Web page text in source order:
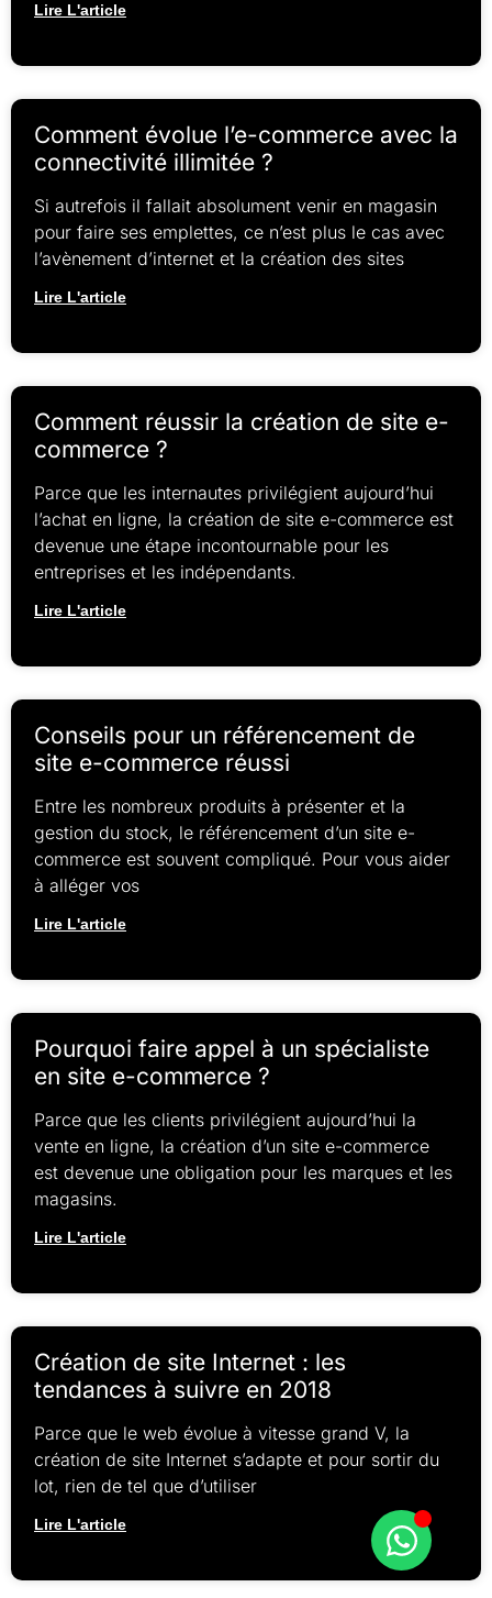
Lire L'article
Comment évolue l’e-commerce avec la
connectivité illimitée ?
Si autrefois il fallait absolument venir en magasin
pour faire ses emplettes, ce n’est plus le cas avec
l’avènement d’internet et la création des sites
Lire L'article
Comment réussir la création de site e-
commerce ?
Parce que les internautes privilégient aujourd’hui
l’achat en ligne, la création de site e-commerce est
devenue une étape incontournable pour les
entreprises et les indépendants.
Lire L'article
Conseils pour un référencement de
site e-commerce réussi
Entre les nombreux produits à présenter et la
gestion du stock, le référencement d’un site e-
commerce est souvent compliqué. Pour vous aider
à alléger vos
Lire L'article
Pourquoi faire appel à un spécialiste
en site e-commerce ?
Parce que les clients privilégient aujourd’hui la
vente en ligne, la création d’un site e-commerce
est devenue une obligation pour les marques et les
magasins.
Lire L'article
Création de site Internet : les
tendances à suivre en 2018
Parce que le web évolue à vitesse grand V, la
création de site Internet s’adapte et pour sortir du
lot, rien de tel que d’utiliser
Lire L'article